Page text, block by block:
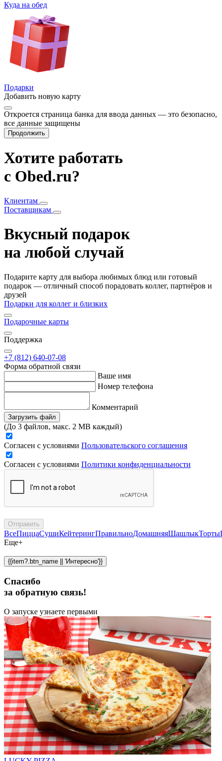
Куда на обед
Подарки
Добавить новую карту
Откроется страница банка для ввода данных — это безопасно,
все данные защищены
Продолжить
Хотите работать
с Obed.ru?
Клиентам
Поставщикам
Вкусный подарок
на любой случай
Подарите карту для выбора любимых блюд или готовый
подарок — отличный способ порадовать коллег, партнёров и
друзей
Подарки для коллег и близких
Подарочные карты
Поддержка
+7 (812) 640-07-08
Форма обратной связи
Ваше имя
Номер телефона
Комментарий
Загрузить файл
(До 3 файлов, макс. 2 MB каждый)
Согласен с условиями Пользовательского соглашения
Согласен с условиями Политики конфиденциальности
Отправить
ВсеПиццаСушиКейтерингПравильноДомашняяШашлыкТорты
Еще+
{{item?.btn_name || 'Интересно'}}
Спасибо
за обратную связь!
О запуске узнаете первыми